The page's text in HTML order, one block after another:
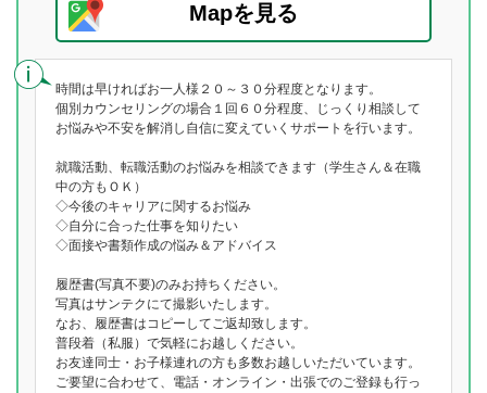
Mapを見る
時間は早ければお一人様２０～３０分程度となります。
個別カウンセリングの場合１回６０分程度、じっくり相談して
お悩みや不安を解消し自信に変えていくサポートを行います。
就職活動、転職活動のお悩みを相談できます（学生さん＆在職
中の方もＯＫ）
◇今後のキャリアに関するお悩み
◇自分に合った仕事を知りたい
◇面接や書類作成の悩み＆アドバイス
履歴書(写真不要)のみお持ちください。
写真はサンテクにて撮影いたします。
なお、履歴書はコピーしてご返却致します。
普段着（私服）で気軽にお越しください。
お友達同士・お子様連れの方も多数お越しいただいています。
ご要望に合わせて、電話・オンライン・出張でのご登録も行っ